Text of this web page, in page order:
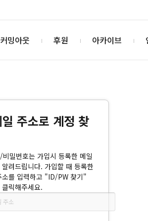
커밍아웃 후원 아카이브
일 주소로 계정 찾
비밀번호는 가입시 등록한 메일
려드립니다. 가입할 때 등록한
소를 입력하고 "ID/PW 찾기"
클릭해주세요.